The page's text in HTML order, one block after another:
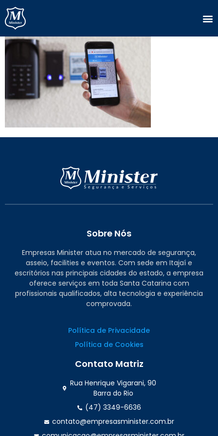
App Minister (5)
Sobre Nós
Empresas Minister atua no mercado de segurança,
asseio, facilities e eventos. Com sede em Itajaí e
escritórios nas principais cidades do estado, a empresa
oferece serviços em toda Santa Catarina com
profissionais qualificados, alta tecnologia e experiência
comprovada.
Política de Privacidade
Política de Cookies
Contato Matriz
Rua Henrique Vigarani, 90
Barra do Rio
(47) 3349-6636
contato@empresasminister.com.br